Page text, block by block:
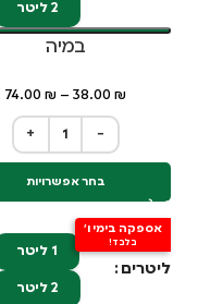
2 ליטר
במיה
38.00 ₪
–
74.00 ₪
+ −
בחר אפשרויות
אספקה בימי ו'
בלבד!
ליטרים
1 ליטר
2 ליטר